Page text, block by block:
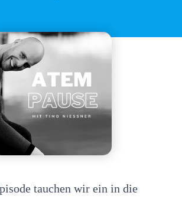
tauchen wir ein in die